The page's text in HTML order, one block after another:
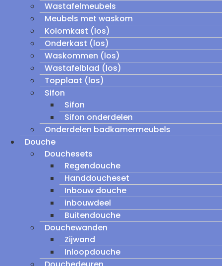
Wastafelmeubels
Meubels met waskom
Kolomkast (los)
Onderkast (los)
Waskommen (los)
Wastafelblad (los)
Topplaat (los)
Sifon
Sifon
Sifon onderdelen
Onderdelen badkamermeubels
Douche
Douchesets
Regendouche
Handdoucheset
Inbouw douche
inbouwdeel
Buitendouche
Douchewanden
Zijwand
Inloopdouche